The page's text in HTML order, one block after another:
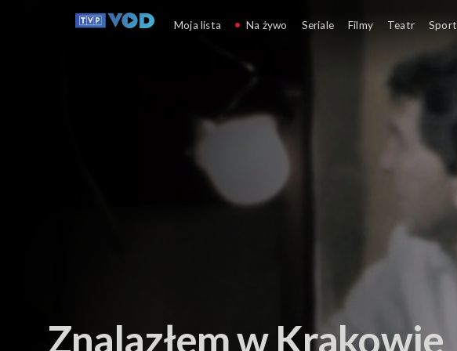
Znalazłem w Krakowie
Moja lista Na żywo Seriale Filmy Teatr Sport